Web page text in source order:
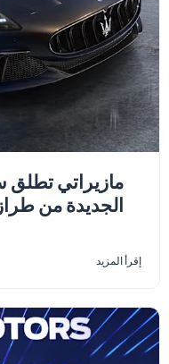
مازيراتي تطلق
الجديدة من
إقرأ المزيد